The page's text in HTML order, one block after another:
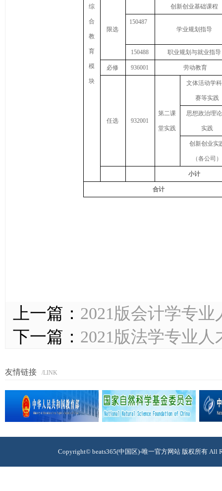
综
合
教
育
模
块
限选
创新创业基础课程
150487
学业规划指导
150488 职业规划与就业指导
必修 936001 劳动教育
任选 932001
第二课
堂实践
文体活动学
赛等实践
思想政治理
实践
创新创业实
（各公司）
小计
合计
上一篇： 2021版会计学专
下一篇： 2021版法学专业人
友情链接 /LINK
Copyright© beats365(中国区)-唯一官方网站 版权所有